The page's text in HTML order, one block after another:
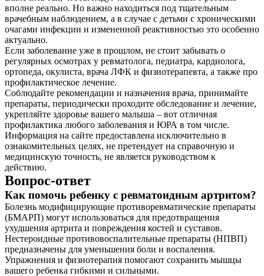
вполне реально. Но важно находиться под тщательным
врачебным наблюдением, а в случае с детьми с хроническими
очагами инфекции и измененной реактивностью это особенно
актуально.
Если заболевание уже в прошлом, не стоит забывать о
регулярных осмотрах у ревматолога, педиатра, кардиолога,
ортопеда, окулиста, врача ЛФК и физиотерапевта, а также про
профилактическое лечение.
Соблюдайте рекомендации и назначения врача, принимайте
препараты, периодически проходите обследование и лечение,
укрепляйте здоровье вашего малыша – вот отличная
профилактика любого заболевания и ЮРА в том числе.
Информация на сайте предоставлена исключительно в
ознакомительных целях, не претендует на справочную и
медицинскую точность, не является руководством к
действию.
Вопрос-ответ
Как помочь ребенку с ревматоидным артритом?
Болезнь модифицирующие противоревматические препараты
(БМАРП) могут использоваться для предотвращения
ухудшения артрита и повреждения костей и суставов.
Нестероидные противовоспалительные препараты (НПВП)
предназначены для уменьшения боли и воспаления.
Упражнения и физиотерапия помогают сохранить мышцы
вашего ребенка гибкими и сильными.